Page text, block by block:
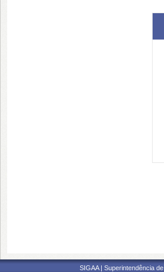
SIGAA | Superintendência